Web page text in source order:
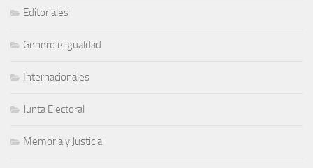
Editoriales
Genero e igualdad
Internacionales
Junta Electoral
Memoria y Justicia